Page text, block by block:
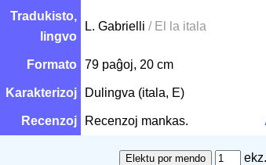
Tradukisto,
lingvo
L. Gabrielli / El la itala
Formato 79 paĝoj, 20 cm
Karakterizoj Dulingva (itala, E)
Recenzoj Recenzoj mankas.
ekz.